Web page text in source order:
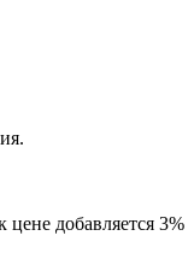
цене добавляется 3%